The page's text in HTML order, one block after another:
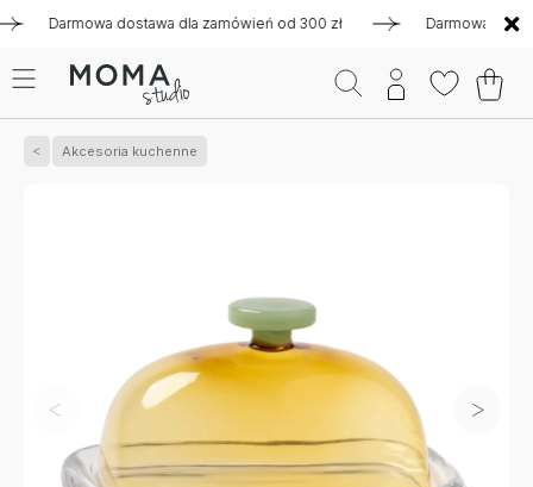
Darmowa dostawa dla zamówień od 300 zł Darmowa dostawa
Akcesoria kuchenne